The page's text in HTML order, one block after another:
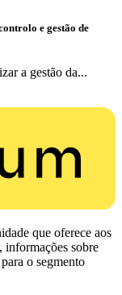
e gestão de
a gestão da...
que oferece aos
informações sobre
o segmento